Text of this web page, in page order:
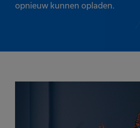
opnieuw kunnen opladen.